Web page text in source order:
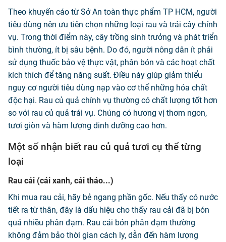
Theo khuyến cáo từ Sở An toàn thực phẩm TP HCM, người
tiêu dùng nên ưu tiên chọn những loại rau và trái cây chính
vụ. Trong thời điểm này, cây trồng sinh trưởng và phát triển
bình thường, ít bị sâu bệnh. Do đó, người nông dân ít phải
sử dụng thuốc bảo vệ thực vật, phân bón và các hoạt chất
kích thích để tăng năng suất. Điều này giúp giảm thiểu
nguy cơ người tiêu dùng nạp vào cơ thể những hóa chất
độc hại. Rau củ quả chính vụ thường có chất lượng tốt hơn
so với rau củ quả trái vụ. Chúng có hương vị thơm ngon,
tươi giòn và hàm lượng dinh dưỡng cao hơn.
Một số nhận biết rau củ quả tươi cụ thể từng
loại
Rau cải (cải xanh, cải thảo...)
Khi mua rau cải, hãy bẻ ngang phần gốc. Nếu thấy có nước
tiết ra từ thân, đây là dấu hiệu cho thấy rau cải đã bị bón
quá nhiều phân đạm. Rau cải bón phân đạm thường
không đảm bảo thời gian cách ly, dẫn đến hàm lượng